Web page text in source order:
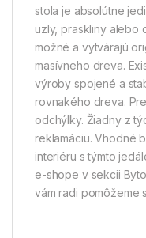
stola je absolútne
uzly, praskliny alebo
možné a vytvárajú
masívneho dreva.
výroby spojené a
rovnakého dreva.
odchýlky. Žiadny z
reklamáciu. Vhodné
interiéru s týmto
e-shope v sekcii
vám radi pomôžeme